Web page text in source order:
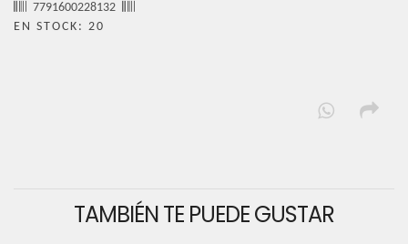
7791600228132
EN STOCK: 20
TAMBIÉN TE PUEDE GUSTAR